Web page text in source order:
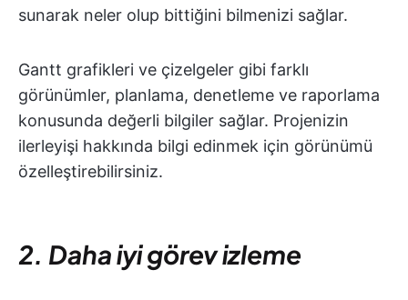
sunarak neler olup bittiğini bilmenizi sağlar.
Gantt grafikleri ve çizelgeler gibi farklı
görünümler, planlama, denetleme ve raporlama
konusunda değerli bilgiler sağlar. Projenizin
ilerleyişi hakkında bilgi edinmek için görünümü
özelleştirebilirsiniz.
2. Daha iyi görev izleme